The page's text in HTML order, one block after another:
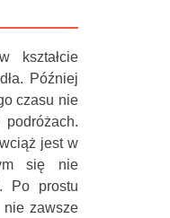
kształcie
Później
czasu nie
jest w
się nie
Po prostu
nie zawsze